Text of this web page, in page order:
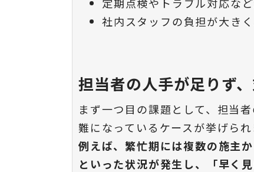
定期点検やトラブル対応な
社内スタッフの負担が大き
担当者の人手が足りず
まず一つ目の課題として、担当
難になっているケースが挙げられ
例えば、繁忙期には複数の施主
といった状況が発生し、「早く